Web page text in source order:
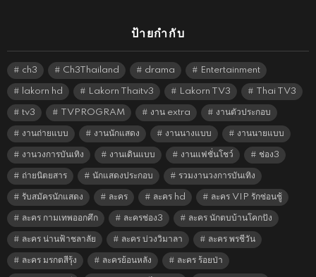
ป้ายกำกับ
ch3 Ch3Thailand drama Entertainment
lakorn hd Lakorn Thaitv3 Lakorn TV3 Thai TV3
tv3 TVPROGRAM งาน extra งานตัวประกอบ
งานถ่ายแบบ งานนักแสดง งานนางแบบ งานนายแบบ
งานวงการบันเทิง งานเดินแบบ งานแฟชั่นโชว์ ช่อง3
ถ่ายนิตยสาร นักแสดงประกอบ รวมงานวงการบันเทิง
รับสมัครนักแสดง ละคร ละคร hd ละคร VIP รักซ่อนชู้
ละคร กามเทพออกศึก ละครช่อง3 ละคร นักตบบ้านโคกปัง
ละคร น่านฟ้าชลาลัย ละคร บ่วงวิมาลา ละคร พรชีวัน
ละคร มรกตสีรุ้ง ละครย้อนหลัง ละคร ร้อยป่า